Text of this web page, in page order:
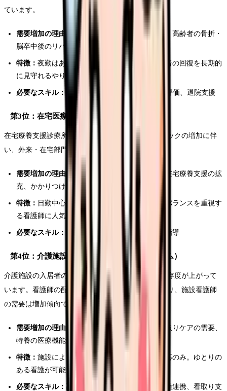
ています。
需要増加の理由：
急性期→回復期への病床転換、高齢者の骨折・
脳卒中後のリハビリ需要
特徴： 夜勤はあるが急性期ほど忙しくない。患者の回復を長期的
に見守れるやりがい
必要なスキル： リハビリテーション看護、ADL評価、退院支援
第3位：在宅医療・クリニック
在宅療養支援診療所や在宅医療に力を入れるクリニックの増加に伴
い、外来・在宅部門の看護師需要が高まっています。
需要増加の理由：
慢性疾患管理の外来シフト、在宅療養支援の拡
充、かかりつけ医機能の強化
特徴： 日勤中心の働き方が可能。ワークライフバランスを重視す
る看護師に人気
必要なスキル： 慢性疾患管理、患者教育、生活指導
第4位：介護施設（特養・老健・有料老人ホーム）
介護施設の入居者の高齢化・重症化に伴い、医療依存度が上がって
います。看護師の配置基準の見直しも議論されており、施設看護師
の需要は増加傾向です。
需要増加の理由：
入居者の医療ニーズ増大、看取りケアの需要、
特養の医療機能強化
特徴： 施設によっては夜勤なし・オンコール対応のみ。ゆとりの
ある看護が可能
必要なスキル： 高齢者看護、認知症ケア、多職種連携、看取り支